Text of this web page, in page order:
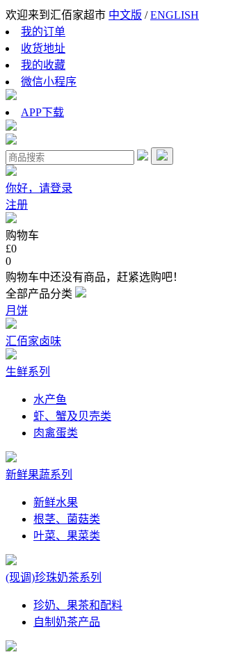
欢迎来到汇佰家超市 中文版 /ENGLISH
我的订单
收货地址
我的收藏
微信小程序
APP下载
你好，请登录
注册
购物车
£0
0
购物车中还没有商品，赶紧选购吧！
全部产品分类
月饼
汇佰家卤味
生鲜系列
水产鱼
虾、蟹及贝壳类
肉禽蛋类
新鲜果蔬系列
新鲜水果
根茎、菌菇类
叶菜、果菜类
(现调)珍珠奶茶系列
珍奶、果茶和配料
自制奶茶产品